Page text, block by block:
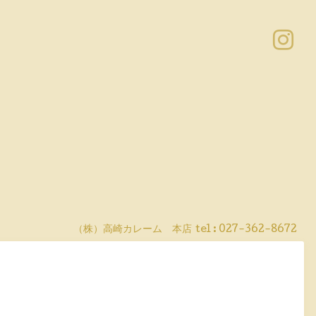
（株）高崎カレーム 本店 tel : 027-362-8672